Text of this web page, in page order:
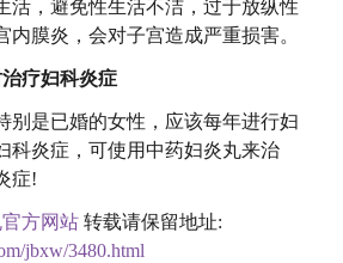
活，避免性生活不洁，过于放纵性
内膜炎，会对子宫造成严重损害。
疗妇科炎症
别是已婚的女性，应该每年进行妇
科炎症，可使用中药妇炎丸来治
症!
方网站 转载请保留地址:
jbxw/3480.html